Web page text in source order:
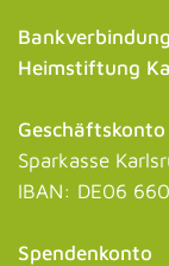
Heimstiftung
Geschäftskonto
Sparkasse
IBAN: DE06
Spendenkonto